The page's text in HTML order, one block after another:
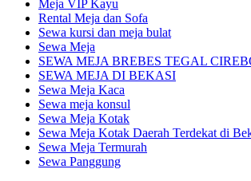
Meja VIP Kayu
Rental Meja dan Sofa
Sewa kursi dan meja bulat
Sewa Meja
SEWA MEJA BREBES TEGAL
SEWA MEJA DI BEKASI
Sewa Meja Kaca
Sewa meja konsul
Sewa Meja Kotak
Sewa Meja Kotak Daerah Terdekat di
Sewa Meja Termurah
Sewa Panggung